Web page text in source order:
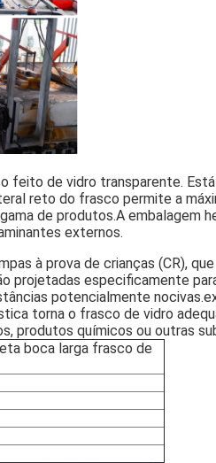
feito de vidro transparente.
reto do frasco permite a
de produtos.A embalagem
externos.
à prova de crianças (CR),
projetadas especificamente
potencialmente
torna o frasco de vidro
produtos químicos ou outras
boca larga frasco de